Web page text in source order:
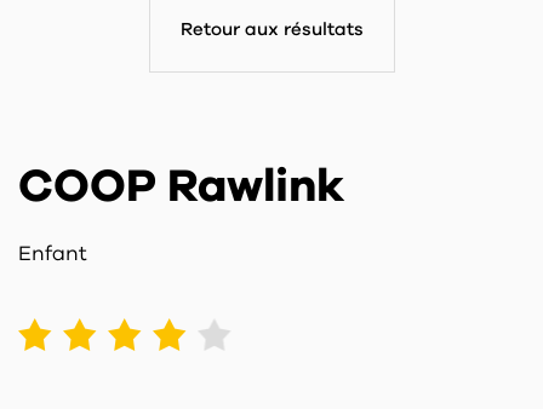
Retour aux résultats
COOP Rawlink
Enfant
2 3 4 5